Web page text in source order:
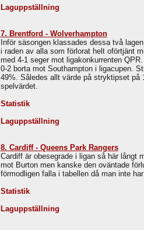
Laguppställning
7. Brentford - Wolverhampton
Inför säsongen klassades dessa två
i raden av alla som förlorat helt oförtjänt
med 4-1 seger mot ligakonkurrenten
0-2 borta mot Southampton i ligacupen.
49%. Således allt värde på stryktipset
spelvärdet.
Statistik
Laguppställning
8. Cardiff - Queens Park Rangers
Cardiff är obesegrade i ligan så här långt
mot Burton men kanske den oväntade
förmodligen falla i tabellen då man inte
Statistik
Laguppställning